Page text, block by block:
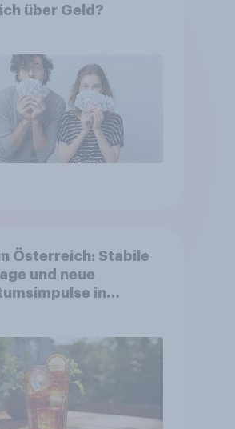
über Geld?
Österreich: Stabile
und neue
in